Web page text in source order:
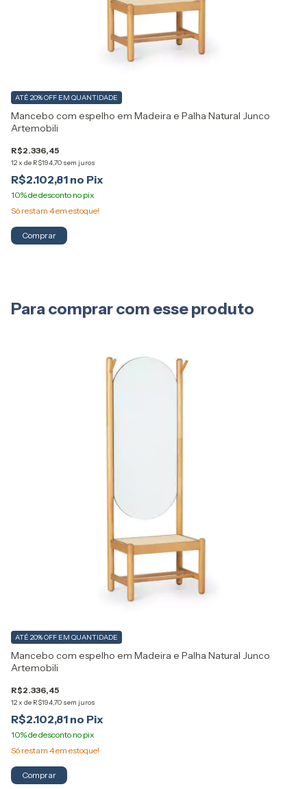
Mancebo com espelho em Madeira e Palha Natural Junco
Artemobili
R$2.336,45
12x de R$194,70 sem juros
ATÉ 20% OFF EM QUANTIDADE
R$2.102,81
Só restam 4em estoque!
Para comprar com esse produto
Mancebo com espelho em Madeira e Palha Natural Junco
Artemobili
R$2.336,45
12x de R$194,70 sem juros
ATÉ 20% OFF EM QUANTIDADE
R$2.102,81
Só restam 4em estoque!